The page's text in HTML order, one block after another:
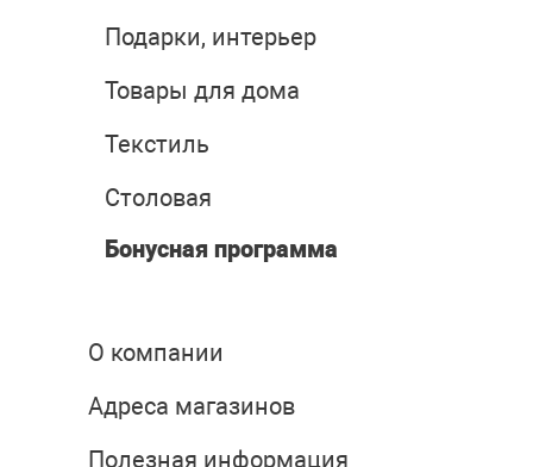
Подарки, интерьер
Товары для дома
Текстиль
Столовая
Бонусная программа
О компании
Адреса магазинов
Полезная информация